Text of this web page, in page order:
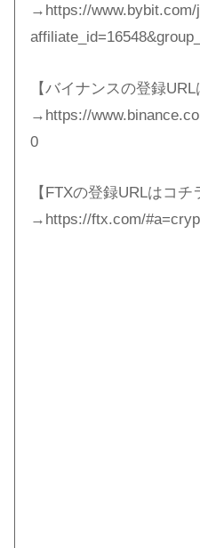
→https://www.bybit.com/
【バイナンスの登録
→https://
0
【FTXの登録URLはコチ
→https://ftx.com/